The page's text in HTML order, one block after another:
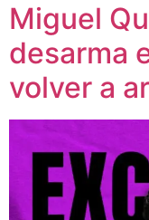
Miguel
desarma
volver a